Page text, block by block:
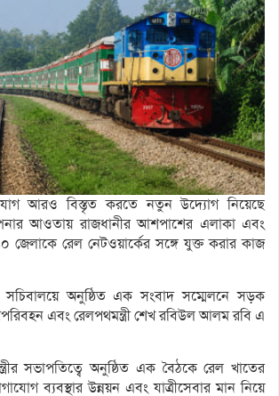
আরও বিস্তৃত করতে নতুন উদ্যোগ নিয়েছে
আওতায় রাজধানীর আশপাশের এলাকা এবং
জেলাকে রেল নেটওয়ার্কের সঙ্গে যুক্ত করার কাজ
অনুষ্ঠিত এক সংবাদ সম্মেলনে সড়ক
এবং রেলপথমন্ত্রী শেখ রবিউল আলম রবি এ
সভাপতিত্বে অনুষ্ঠিত এক বৈঠকে রেল খাতের
ব্যবস্থার উন্নয়ন এবং যাত্রীসেবার মান নিয়ে